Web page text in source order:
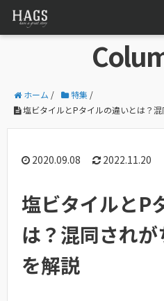
ホーム / 特集 /
塩ビタイルとPタイルの違いとは？
2020.09.08 2022.11.20
塩ビタイルとP
は？混同され
を解説